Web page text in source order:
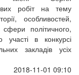
робіт на тему
особливостей,
політичного,
участі в конкурсі
закладів усіх
2018-11-01 09:10